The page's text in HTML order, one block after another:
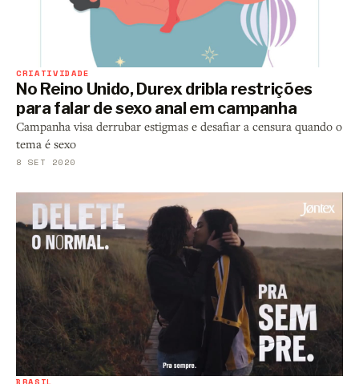
CRIATIVIDADE
No Reino Unido, Durex dribla restrições
para falar de sexo anal em campanha
Campanha visa derrubar estigmas e desafiar a censura quando o
tema é sexo
8 SET 2020